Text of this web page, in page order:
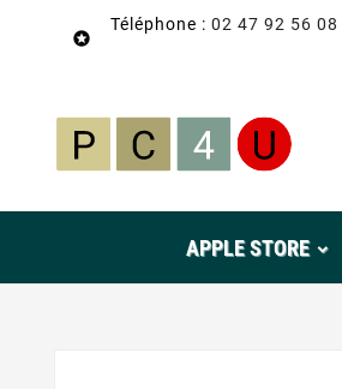

Téléphone : 02 47 92 56 08
APPLE STORE